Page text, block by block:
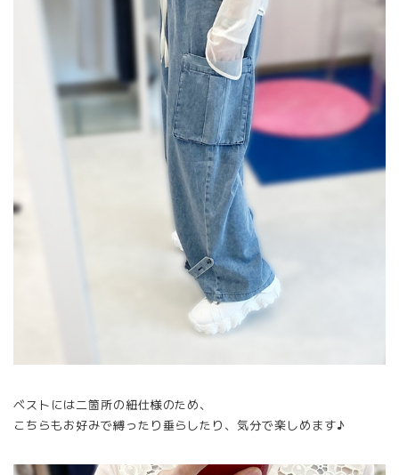
ベストには二箇所の紐仕様のため、
こちらもお好みで縛ったり垂らしたり、気分で楽しめます♪